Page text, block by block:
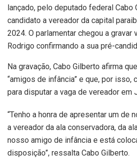
lançado, pelo deputado federal Cabo
candidato a vereador da capital
2024. O parlamentar chegou a gravar
Rodrigo confirmando a sua pré-
Na gravação, Cabo Gilberto afirma
“amigos de infância” e que, por isso,
para disputar a vaga de vereador em
“Tenho a honra de apresentar um de
a vereador da ala conservadora, da
nosso amigo de infância e está
disposição”, ressalta Cabo Gilberto.